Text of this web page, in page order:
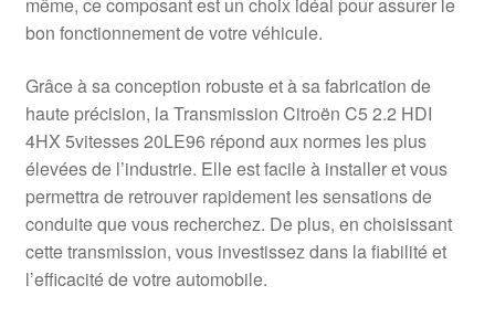
Plainte
Politique de confidentialité
Procédure de Réclamation
Termes et conditions
bon fonctionnement de votre véhicule.
Grâce à sa conception robuste et à sa fabrication de
haute précision, la Transmission Citroën C5 2.2 HDI
4HX 5vitesses 20LE96 répond aux normes les plus
élevées de l’industrie. Elle est facile à installer et vous
permettra de retrouver rapidement les sensations de
conduite que vous recherchez. De plus, en choisissant
cette transmission, vous investissez dans la fiabilité et
l’efficacité de votre automobile.